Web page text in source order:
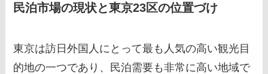
民泊市場の現状と東京23区の位置づけ
東京は訪日外国人にとって最も人気の高い観光目
的地の一つであり、民泊需要も非常に高い地域で